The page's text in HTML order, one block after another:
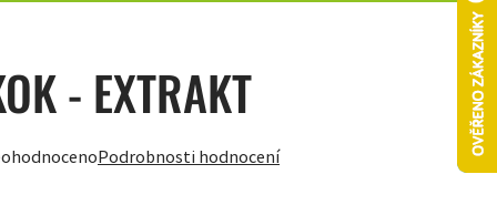
- EXTRAKT
Podrobnosti hodnocení